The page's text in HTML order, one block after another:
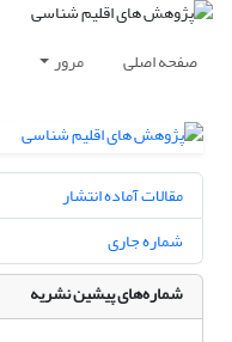
صفحه اصلی مرور
مقالات آماده انتشار
شماره جاری
شماره‌های پیشین نشریه